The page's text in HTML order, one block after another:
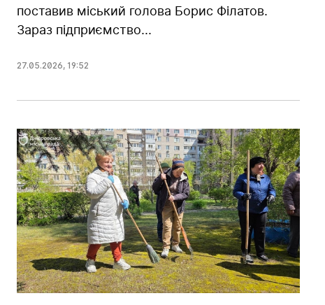
поставив міський голова Борис Філатов.
Зараз підприємство...
27.05.2026, 19:52